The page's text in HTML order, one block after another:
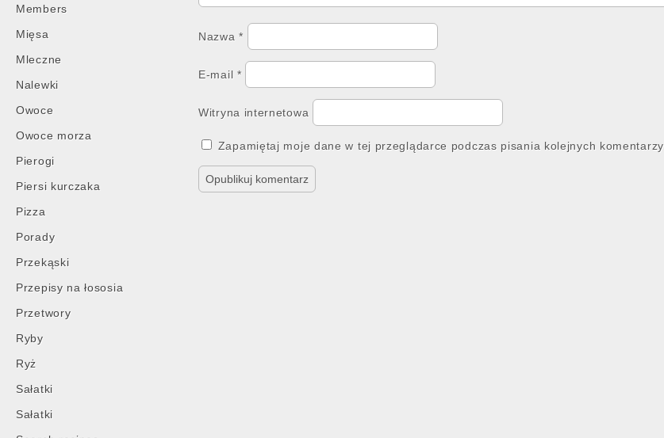
Members
Mięsa
Mleczne
Nalewki
Owoce
Owoce morza
Pierogi
Piersi kurczaka
Pizza
Porady
Przekąski
Przepisy na łososia
Przetwory
Ryby
Ryż
Sałatki
Sałatki
Nazwa*
E-mail *
Witryna internetowa
Zapamiętaj moje dane w tej przeglądarce podczas pisania kolejnych komentarzy.